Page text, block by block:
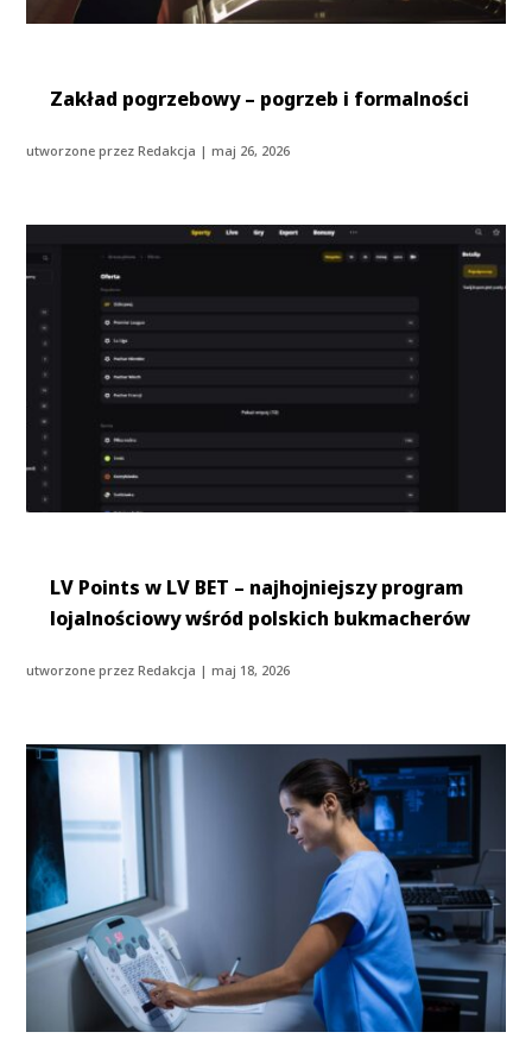
Zakład pogrzebowy – pogrzeb i formalności
utworzone przezRedakcja |maj 26, 2026
LV Points w LV BET – najhojniejszy program
lojalnościowy wśród polskich bukmacherów
utworzone przezRedakcja |maj 18, 2026